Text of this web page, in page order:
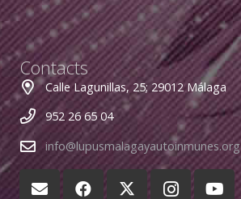
Contacts
Calle Lagunillas, 25; 29012 Málaga
952 26 65 04
info@lupusmalagayautoinmunes.org